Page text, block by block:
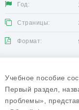
Год:
Страницы:
Формат:
Учебное пособие
Первый раздел,
проблемы»,